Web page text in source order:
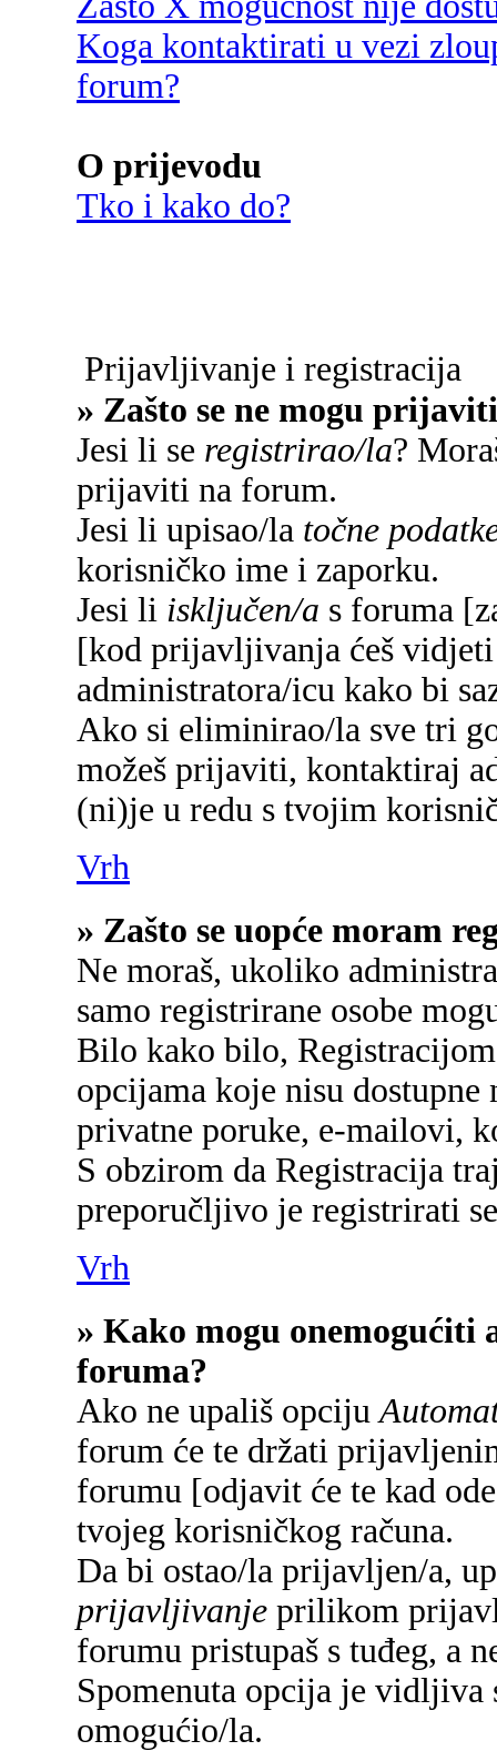
Koga kontaktirati u vezi
forum?
O prijevodu
Tko i kako do?
Prijavljivanje i registracija
» Zašto se ne mogu
Jesi li se registrirao/la?
prijaviti na forum.
Jesi li upisao/la točne
korisničko ime i zaporku.
Jesi li isključen/a s foruma
[kod prijavljivanja ćeš
administratora/icu kako bi
Ako si eliminirao/la sve tri
možeš prijaviti, kontaktiraj
(ni)je u redu s tvojim
Vrh
» Zašto se uopće moram
Ne moraš, ukoliko
samo registrirane osobe
Bilo kako bilo,
opcijama koje nisu
privatne poruke, e-mailovi,
S obzirom da Registracija
preporučljivo je registrirati
Vrh
» Kako mogu onemogućiti
foruma?
Ako ne upališ opciju
forum će te držati
forumu [odjavit će te kad
tvojeg korisničkog računa.
Da bi ostao/la prijavljen/a,
prijavljivanje prilikom
forumu pristupaš s tuđeg, a
Spomenuta opcija je
omogućio/la.